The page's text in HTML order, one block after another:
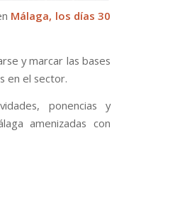
Málaga, los días 30
y marcar las bases
en el sector.
ponencias y
amenizadas con